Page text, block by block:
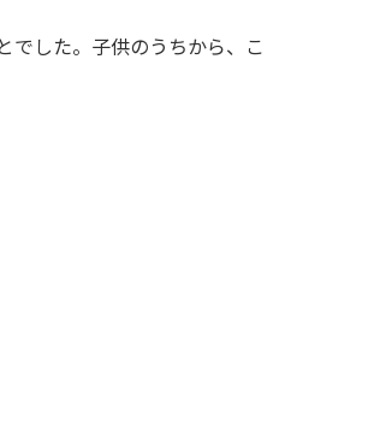
でした。子供のうちから、こ